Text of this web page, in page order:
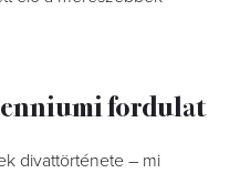
fordulat
divattörténete – mi